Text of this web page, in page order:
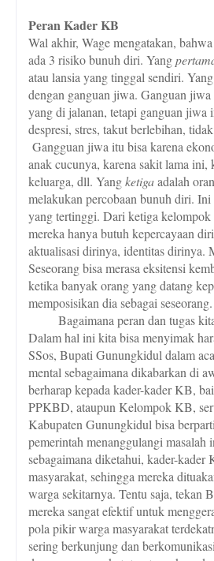
Peran Kader KB
Wal akhir, Wage mengatakan,
ada 3 risiko bunuh diri. Yang
atau lansia yang tinggal sendiri. Yang
dengan ganguan jiwa. Ganguan
yang di jalanan, tetapi ganguan jiwa
despresi, stres, takut berlebihan,
Gangguan jiwa itu bisa karena
anak cucunya, karena sakit lama ini,
keluarga, dll. Yangketigaadalah
melakukan percobaan bunuh diri. Ini
yang tertinggi. Dari ketiga kelompok
mereka hanya butuh kepercayaan
aktualisasi dirinya, identitas dirinya.
Seseorang bisa merasa eksitensi
ketika banyak orang yang datang
memposisikan dia sebagai seseorang.
Bagaimana peran dan tugas
Dalam hal ini kita bisa menyimak
SSos, Bupati Gunungkidul dalam
mental sebagaimana dikabarkan di
berharap kepada kader-kader KB,
PPKBD, ataupun Kelompok KB,
Kabupaten Gunungkidul bisa
pemerintah menanggulangi masalah
sebagaimana diketahui, kader-
masyarakat, sehingga mereka
warga sekitarnya. Tentu saja, tekan
mereka sangat efektif untuk
pola pikir warga masyarakat
sering berkunjung dan